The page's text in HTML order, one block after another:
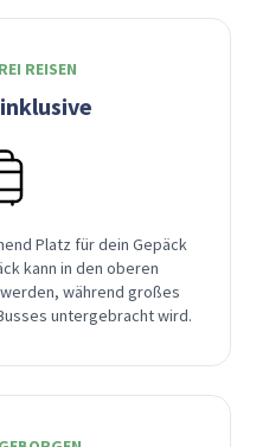
REISEN
Platz für dein Gepäck
kann in den oberen
während großes
untergebracht wird.